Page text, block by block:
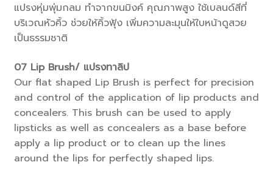
แปรงหุ่มพุ่มกลม ทำจากขนมิงค์ คุณภาพสูง ใช้เบลนด์สีที่
บริเวณหัวคิ้ว ช่วยให้คิ้วฟุ้ง เพิ่มความละมุนให้ใบหน้าดูสวย
เป็นธรรมชาติ
07Lip Brush/ แปรงทาลิป
Our flat shaped Lip Brush is perfect for precision
and control of the application of lip products and
concealers. This brush can be used to apply
lipsticks as well as concealers as a base before
apply a lip product or to clean up the lines
around the lips for perfectly shaped lips.